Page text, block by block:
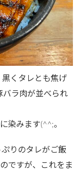
くタレとも焦げ
バラ肉が並べられ
染みます(^^;。
りのタレがご飯
ですが、これをま